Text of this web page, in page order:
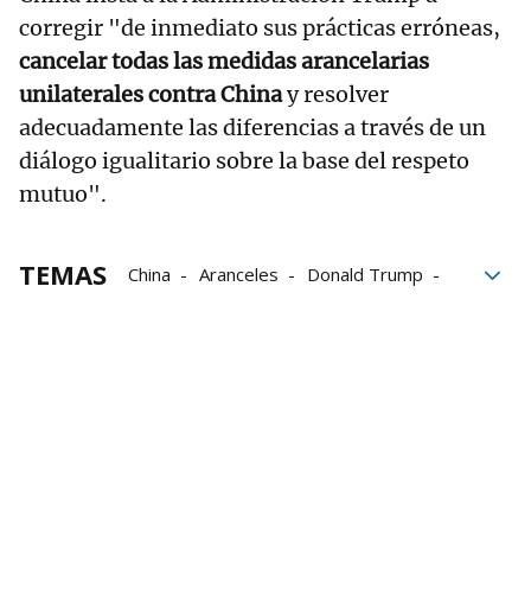
corregir "de inmediato sus prácticas erróneas,
cancelar todas las medidas arancelarias
unilaterales contra Chinay resolver
adecuadamente las diferencias a través de un
diálogo igualitario sobre la base del respeto
mutuo".
TEMAS China Aranceles
Donald Trump